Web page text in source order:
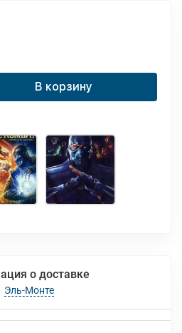
В корзину
о доставке
Эль-Монте